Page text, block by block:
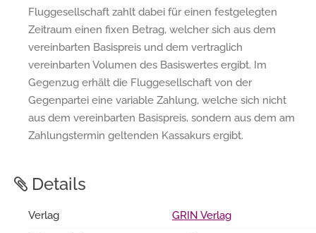
Fluggesellschaft zahlt dabei für einen festgelegten
Zeitraum einen fixen Betrag, welcher sich aus dem
vereinbarten Basispreis und dem vertraglich
vereinbarten Volumen des Basiswertes ergibt. Im
Gegenzug erhält die Fluggesellschaft von der
Gegenpartei eine variable Zahlung, welche sich nicht
aus dem vereinbarten Basispreis, sondern aus dem am
Zahlungstermin geltenden Kassakurs ergibt.
Details
Verlag
GRIN Verlag